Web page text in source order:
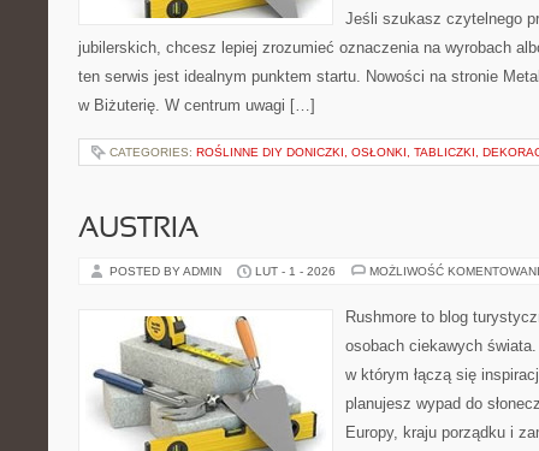
Jeśli szukasz czytelnego
jubilerskich, chcesz lepiej zrozumieć oznaczenia na wyrobach
ten serwis jest idealnym punktem startu. Nowości na stronie
w Biżuterię. W centrum uwagi […]
CATEGORIES: ROŚLINNE DIY DONICZKI, OSŁONKI, TABLICZKI,
AUSTRIA
POSTED BY ADMIN LUT - 1 - 2026 MOŻLIWOŚĆ
Rushmore to blog
osobach ciekawych
w którym łączą się
planujesz wypad do
Europy, kraju porządku i